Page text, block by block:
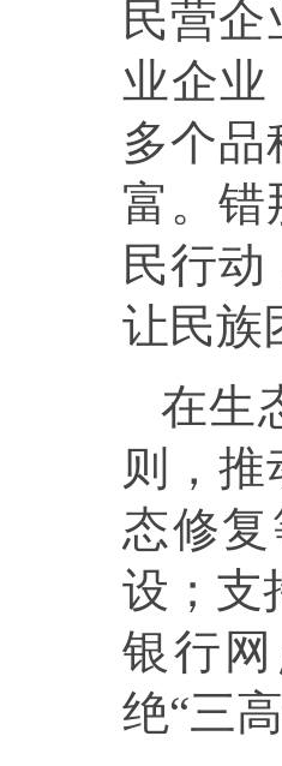
民营
业企业
多个品
富。错
民行
让民族
在生
则，
态修
设；支
银行
绝“三